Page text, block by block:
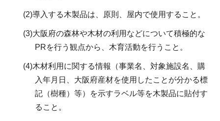
(2)導入する木製品は、原則、屋内で使用すること。
(3)大阪府の森林や木材の利用などについて積極的な
PRを行う観点から、木育活動を行うこと。
(4)木材利用に関する情報（事業名、対象施設名、購
入年月日、大阪府産材を使用したことが分かる標
記（樹種）等）を示すラベル等を木製品に貼付す
ること。